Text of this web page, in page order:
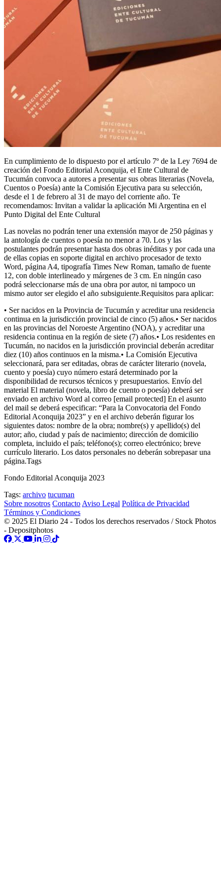
En cumplimiento de lo dispuesto por el artículo 7º de la Ley 7694 de
creación del Fondo Editorial Aconquija, el Ente Cultural de
Tucumán convoca a autores a presentar sus obras literarias (Novela,
Cuentos o Poesía) ante la Comisión Ejecutiva para su selección,
desde el 1 de febrero al 31 de mayo del corriente año. Te
recomendamos: Invitan a validar la aplicación Mi Argentina en el
Punto Digital del Ente Cultural
Las novelas no podrán tener una extensión mayor de 250 páginas y
la antología de cuentos o poesía no menor a 70. Los y las
postulantes podrán presentar hasta dos obras inéditas y por cada una
de ellas copias en soporte digital en archivo procesador de texto
Word, página A4, tipografía Times New Roman, tamaño de fuente
12, con doble interlineado y márgenes de 3 cm. En ningún caso
podrá seleccionarse más de una obra por autor, ni tampoco un
mismo autor ser elegido el año subsiguiente.Requisitos para aplicar:
• Ser nacidos en la Provincia de Tucumán y acreditar una residencia
continua en la jurisdicción provincial de cinco (5) años.• Ser nacidos
en las provincias del Noroeste Argentino (NOA), y acreditar una
residencia continua en la región de siete (7) años.• Los residentes en
Tucumán, no nacidos en la jurisdicción provincial deberán acreditar
diez (10) años continuos en la misma.• La Comisión Ejecutiva
seleccionará, para ser editadas, obras de carácter literario (novela,
cuento y poesía) cuyo número estará determinado por la
disponibilidad de recursos técnicos y presupuestarios. Envío del
material El material (novela, libro de cuento o poesía) deberá ser
enviado en archivo Word al correo [email protected] En el asunto
del mail se deberá especificar: “Para la Convocatoria del Fondo
Editorial Aconquija 2023” y en el archivo deberán figurar los
siguientes datos: nombre de la obra; nombre(s) y apellido(s) del
autor; año, ciudad y país de nacimiento; dirección de domicilio
completa, incluido el país; teléfono(s); correo electrónico; breve
currículo literario. Los datos personales no deberán sobrepasar una
página.Tags
Fondo Editorial Aconquija 2023
Tags: archivo tucuman
Sobre nosotros Contacto Aviso Legal Política de Privacidad
Términos y Condiciones
© 2025 El Diario 24 - Todos los derechos reservados / Stock Photos
- Depositphotos